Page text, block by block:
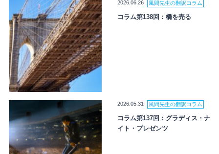
2026.06.26 風間先生の翻訳コラム
コラム第138回：橋を売る
2026.05.31 風間先生の翻訳コラム
コラム第137回：グラディス・ナ
イト・プレゼンツ